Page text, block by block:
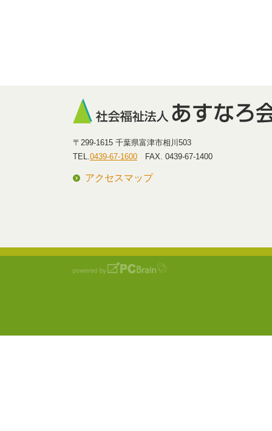
〒299-1615 千葉県富津市相川503
TEL.0439-67-1600 FAX. 0439-67-1400
アクセスマップ